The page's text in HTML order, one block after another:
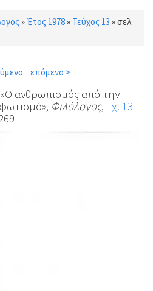
»Έτος 1978» Τεύχος 13 »σελ.
επόμενο >
ανθρωπισμός από την
Φιλόλογος, τχ. 13